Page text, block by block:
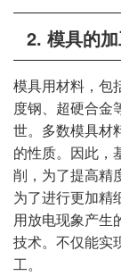
2. 模具的
模具用材料，包
度钢、超硬合金
世。多数模具材
的性质。因此，
削，为了提高精
为了进行更加精
用放电现象产生
技术。不仅能实
工。